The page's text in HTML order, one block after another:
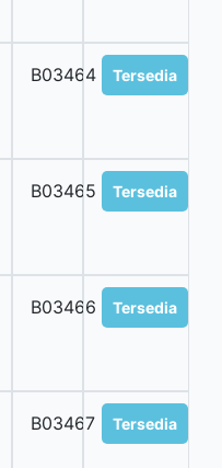
B03464 Tersedia
B03465 Tersedia
B03466 Tersedia
B03467 Tersedia